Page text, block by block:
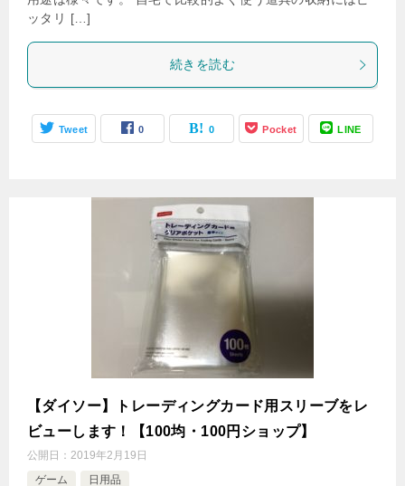
ッタリ […]
続きを読む
Tweet 0 0 Pocket LINE
【ダイソー】トレーディングカード用スリーブをレ
ビューします！【100均・100円ショップ】
公開日： 2019年2月19日
ゲーム
日用品